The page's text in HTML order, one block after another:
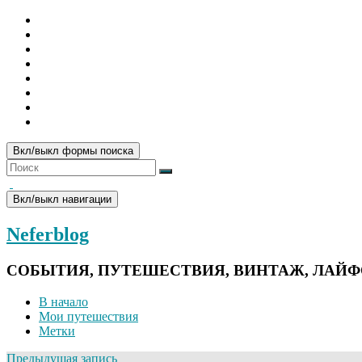
Вкл/выкл формы поиска
Вкл/выкл навигации
Neferblog
СОБЫТИЯ, ПУТЕШЕСТВИЯ, ВИНТАЖ,
В начало
Мои путешествия
Метки
Предыдущая запись